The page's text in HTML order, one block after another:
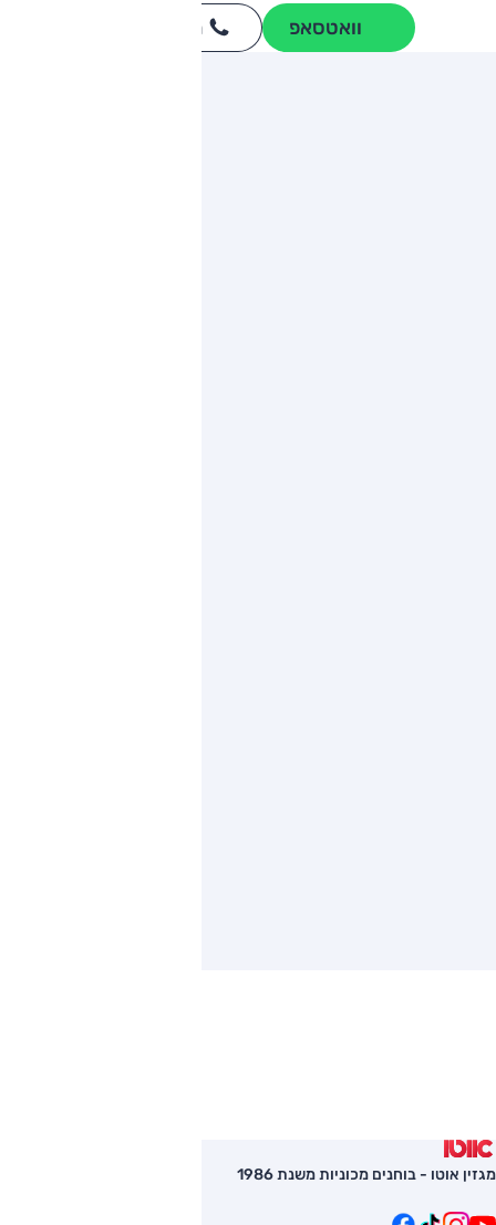
וואטסאפ חייגו
מגזין אוטו - בוחנים מכוניות משנת 1986